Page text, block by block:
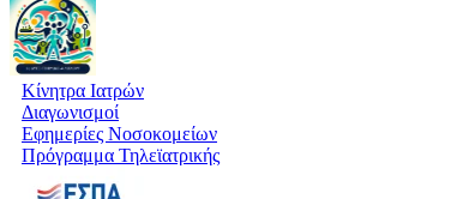
Κίνητρα Ιατρών
Διαγωνισμοί
Εφημερίες Νοσοκομείων
Πρόγραμμα Τηλεϊατρικής